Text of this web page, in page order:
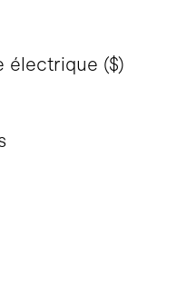
électrique ($)